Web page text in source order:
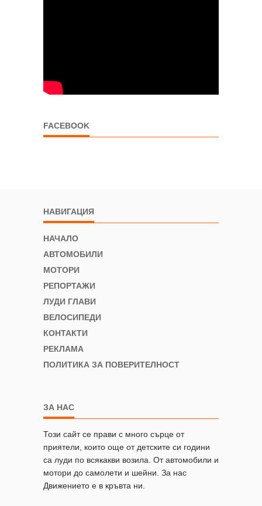
FACEBOOK
НАВИГАЦИЯ
НАЧАЛО
АВТОМОБИЛИ
МОТОРИ
РЕПОРТАЖИ
ЛУДИ ГЛАВИ
ВЕЛОСИПЕДИ
КОНТАКТИ
РЕКЛАМА
ПОЛИТИКА ЗА ПОВЕРИТЕЛНОСТ
ЗА НАС
Този сайт се прави с много сърце от
приятели, които още от детските си години
са луди по всякакви возила. От автомобили и
мотори до самолети и шейни. За нас
Движението е в кръвта ни.